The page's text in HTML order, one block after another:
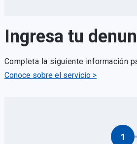
Ingresa tu
Completa la siguiente información
Conoce sobre el servicio >
1